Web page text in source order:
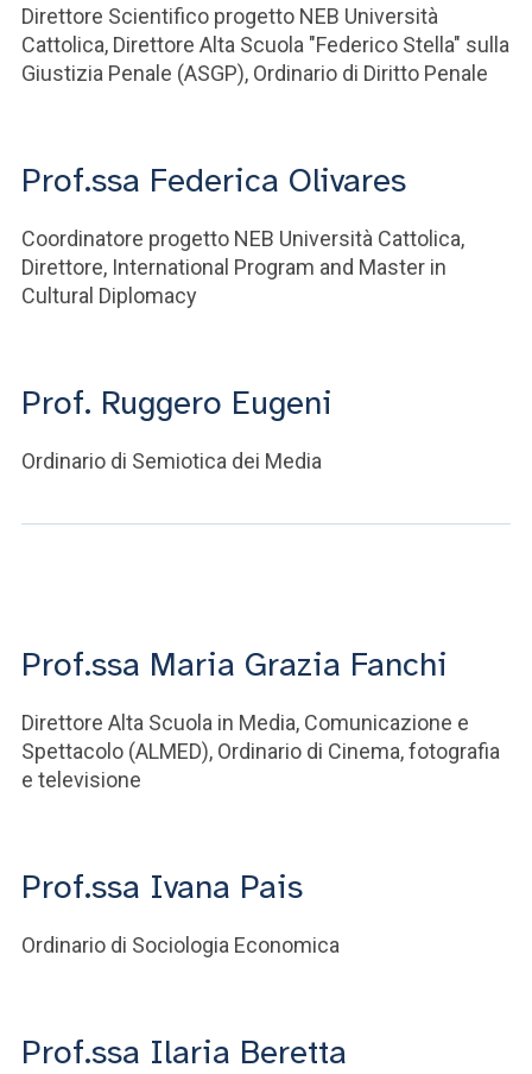
Direttore Scientifico progetto NEB Università
Cattolica, Direttore Alta Scuola "Federico Stella" sulla
Giustizia Penale (ASGP), Ordinario di Diritto Penale
Prof.ssa Federica Olivares
Coordinatore progetto NEB Università Cattolica,
Direttore, International Program and Master in
Cultural Diplomacy
Prof. Ruggero Eugeni
Ordinario di Semiotica dei Media
Prof.ssa Maria Grazia Fanchi
Direttore Alta Scuola in Media, Comunicazione e
Spettacolo (ALMED), Ordinario di Cinema, fotografia
e televisione
Prof.ssa Ivana Pais
Ordinario di Sociologia Economica
Prof.ssa Ilaria Beretta